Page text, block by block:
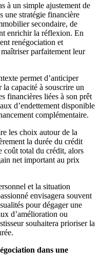
à un simple ajustement de
une stratégie financière
secondaire, de
enrichir la réflexion. En
renégociation et
parfaitement leur
permet d’anticiper
la capacité à souscrire un
financières liées à son prêt
d’endettement disponible
complémentaire.
les choix autour de la
la durée du crédit
coût total du crédit, alors
net important au prix
et la situation
envisagera souvent
pour dégager une
d’amélioration ou
souhaitera prioriser la
dans une